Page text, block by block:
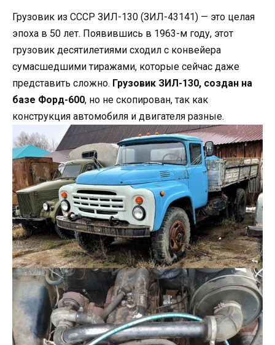
Грузовик из СССР ЗИЛ-130 (ЗИЛ-43141) — это целая
эпоха в 50 лет. Появившись в 1963-м году, этот
грузовик десятилетиями сходил с конвейера
сумасшедшими тиражами, которые сейчас даже
представить сложно. Грузовик ЗИЛ-130, создан на
базе Форд-600, но не скопирован, так как
конструкция автомобиля и двигателя разные.